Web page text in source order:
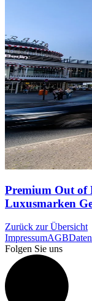
Premium Out of
Luxusmarken
Zurück zur Übersicht
ImpressumAGB
Folgen Sie uns